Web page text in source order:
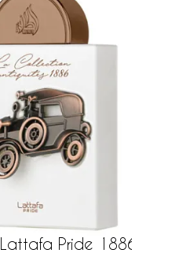
Lattafa Pride 1886